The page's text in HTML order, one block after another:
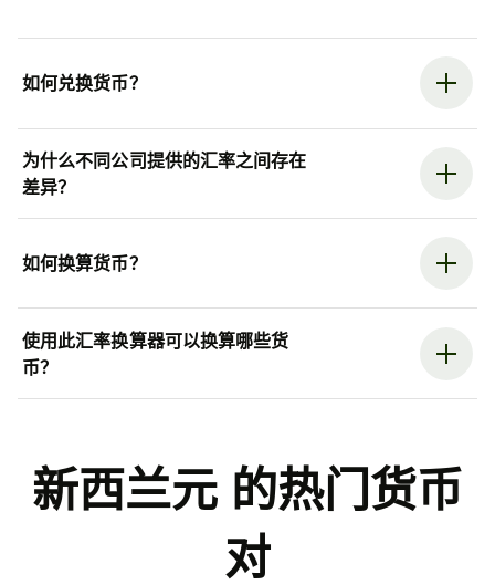
如何兑换货币？
为什么不同公司提供的汇率之间存在
差异？
如何换算货币？
使用此汇率换算器可以换算哪些货
币？
新西兰元 的热门货币
对